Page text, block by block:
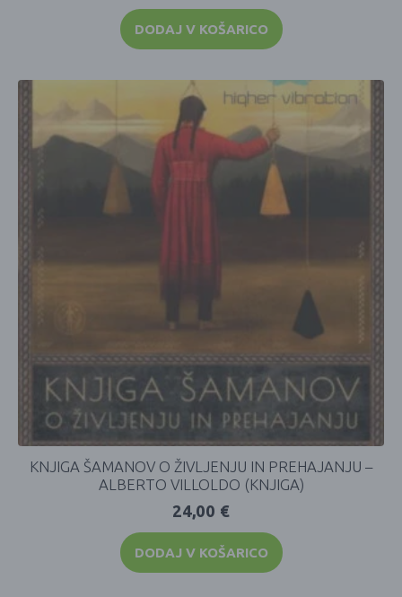
DODAJ V KOŠARICO
KNJIGA ŠAMANOV O ŽIVLJENJU IN PREHAJANJU –
ALBERTO VILLOLDO (KNJIGA)
24,00 €
DODAJ V KOŠARICO